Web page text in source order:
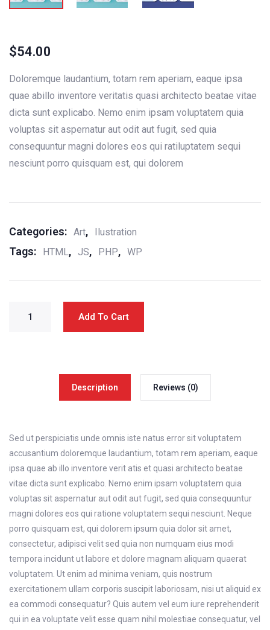
$54.00
Doloremque laudantium, totam rem aperiam, eaque ipsa
quae abillo inventore veritatis quasi architecto beatae vitae
dicta sunt explicabo. Nemo enim ipsam voluptatem quia
voluptas sit aspernatur aut odit aut fugit, sed quia
consequuntur magni dolores eos qui ratiluptatem sequi
nesciunt porro quisquam est, qui dolorem
Categories: Art, Ilustration
Tags: HTML, JS, PHP, WP
Add To Cart
Description Reviews (0)
Sed ut perspiciatis unde omnis iste natus error sit voluptatem
accusantium doloremque laudantium, totam rem aperiam, eaque
ipsa quae ab illo inventore verit atis et quasi architecto beatae
vitae dicta sunt explicabo. Nemo enim ipsam voluptatem quia
voluptas sit aspernatur aut odit aut fugit, sed quia consequuntur
magni dolores eos qui ratione voluptatem sequi nesciunt. Neque
porro quisquam est, qui dolorem ipsum quia dolor sit amet,
consectetur, adipisci velit sed quia non numquam eius modi
tempora incidunt ut labore et dolore magnam aliquam quaerat
voluptatem. Ut enim ad minima veniam, quis nostrum
exercitationem ullam corporis suscipit laboriosam, nisi ut aliquid ex
ea commodi consequatur? Quis autem vel eum iure reprehenderit
qui in ea voluptate velit esse quam nihil molestiae consequatur, vel